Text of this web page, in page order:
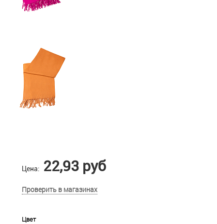
Цена: 22,93 руб
Проверить в магазинах
Цвет